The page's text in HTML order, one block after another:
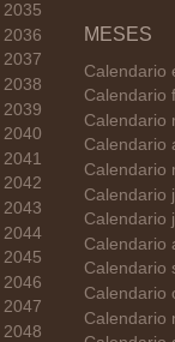
2044
MESES
Calendario
Calendario
Calendario
Calendario
Calendario
Calendario
Calendario
Calendario
Calendario
Calendario
Calendario